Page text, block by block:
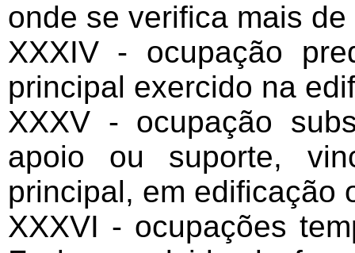
onde se verifica mais
XXXIV - ocupação
principal exercido na
XXXV - ocupação
apoio ou suporte,
principal, em edificação
XXXVI - ocupações